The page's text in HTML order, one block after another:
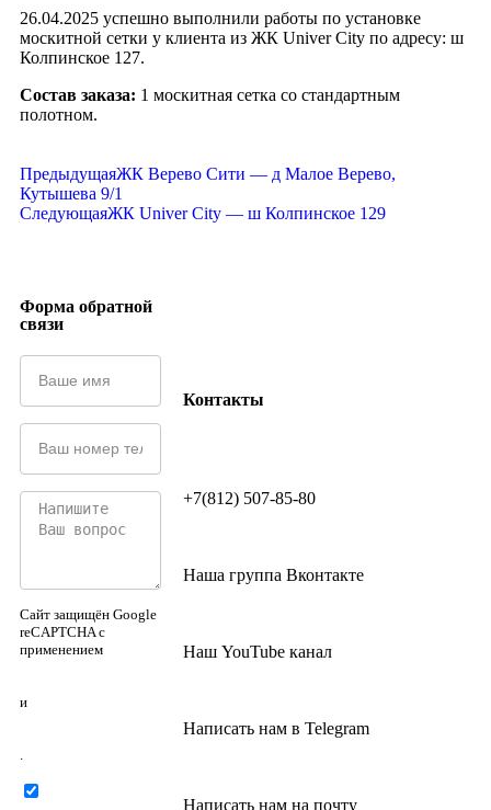
26.04.2025 успешно выполнили работы по установке
москитной сетки у клиента из ЖК Univer City по адресу: ш
Колпинское 127.
Состав заказа: 1 москитная сетка со стандартным
полотном.
ПредыдущаяЖК Верево Сити — д Малое Верево,
Кутышева 9/1
СледующаяЖК Univer City — ш Колпинское 129
Форма обратной
связи
Сайт защищён Google
reCAPTCHA с
применением
и
.
Контакты
+7(812) 507-85-80
Наша группа Вконтакте
Наш YouTube канал
Написать нам в Telegram
Написать нам на почту